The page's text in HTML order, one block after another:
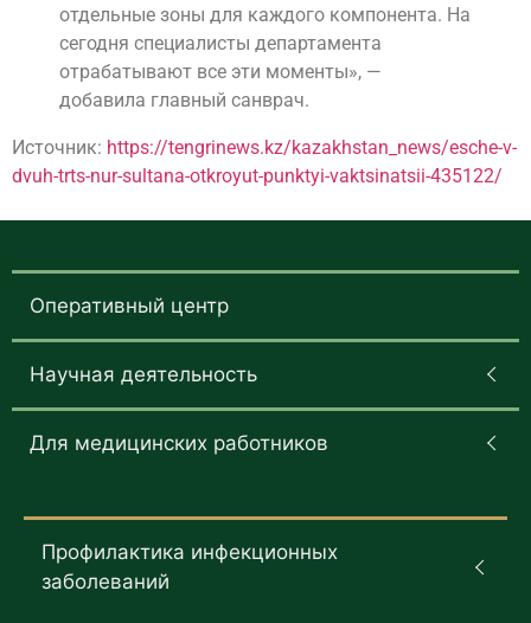
отдельные зоны для каждого компонента. На
сегодня специалисты департамента
отрабатывают все эти моменты», —
добавила главный санврач.
Источник: https://tengrinews.kz/kazakhstan_news/esche-v-
dvuh-trts-nur-sultana-otkroyut-punktyi-vaktsinatsii-435122/
Оперативный центр
Научная деятельность
Для медицинских работников
Профилактика инфекционных
заболеваний